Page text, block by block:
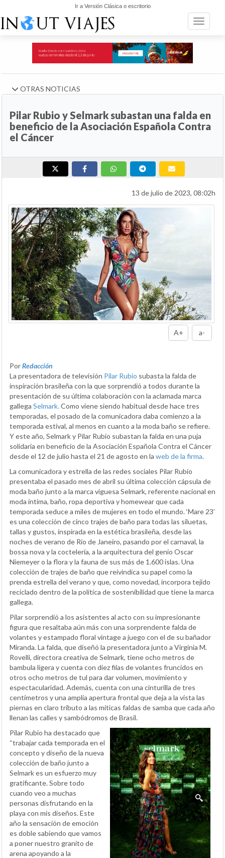
Ir a Versión Clásica o escritorio
Toggle
OTRAS NOTICIAS
Pilar Rubio y Selmark subastan una falda en
beneficio de la Asociación Española Contra
el Cáncer
13 de julio de 2023, 08:02h
A+ a-
PorRedacción
La presentadora de televisión Pilar Rubio subasta la falda de
inspiración brasileña con la que sorprendió a todos durante la
presentación de su última colaboración con la aclamada marca
gallega Selmark.Como viene siendo habitual desde hace tres
temporadas, el posado de la comunicadora daba comienzo a la
temporada estival, al menos en cuanto a la moda baño se refiere.
Y este año, Selmark y Pilar Rubio subastan la falda en una puja
solidaria en beneficio de la Asociación Española Contra el Cáncer
desde el 12 de julio hasta el 21 de agosto en la web de la firma.
La comunicadora y estrella de las redes sociales Pilar Rubio
presentaba el pasado mes de abril su última colección cápsula de
moda baño junto a la marca viguesa Selmark, referente nacional en
moda íntima, baño, ropa deportiva y homewear que cada
temporada seduce a miles de mujeres en todo el mundo. ‘Mare 23’
es una colección de cinco trajes de baño para todas las siluetas,
tallas y gustos, inspirada en la estética brasileña, desde las
noches de verano de Río de Janeiro, pasando por el carnaval, la
bossa nova y la coctelería, a la arquitectura del genio Oscar
Niemeyer o la flora y la fauna de sus más de 1.600 islas. Una
colección de trajes de baño que reivindica su papel como la
prenda estrella del verano y que, como novedad, incorpora tejido
reciclado dentro de la política de sostenibilidad que tiene la marca
gallega.
Pilar sorprendió a los asistentes al acto con su impresionante
figura que resaltaba aún más con una sorprendente falda de
volantes y estampado floral vintage a juego con el de su bañador
Miranda. La falda, que diseñó la presentadora junto a Virginia M.
Rovelli, directora creativa de Selmark, tiene ocho metros de
bambula ligera y cuenta con diez filas de volantes fruncidos en
otros ocho metros de tul para dar volumen, movimiento y
espectacularidad. Además, cuenta con una cinturilla de tres
centímetros y una amplia apertura frontal que deja a la vista las
piernas en claro tributo a las míticas faldas de samba que cada año
llenan las calles y sambódromos de Brasil.
Pilar Rubio ha destacado que
“trabajar cada temporada en el
concepto y diseño de la nueva
colección de baño junto a
Selmark es un esfuerzo muy
gratificante. Sobre todo
cuando veo a muchas
personas disfrutando en la
playa con mis diseños. Este
año la sensación de emoción
es doble sabiendo que vamos
a poner nuestro granito de
arena apoyando a la